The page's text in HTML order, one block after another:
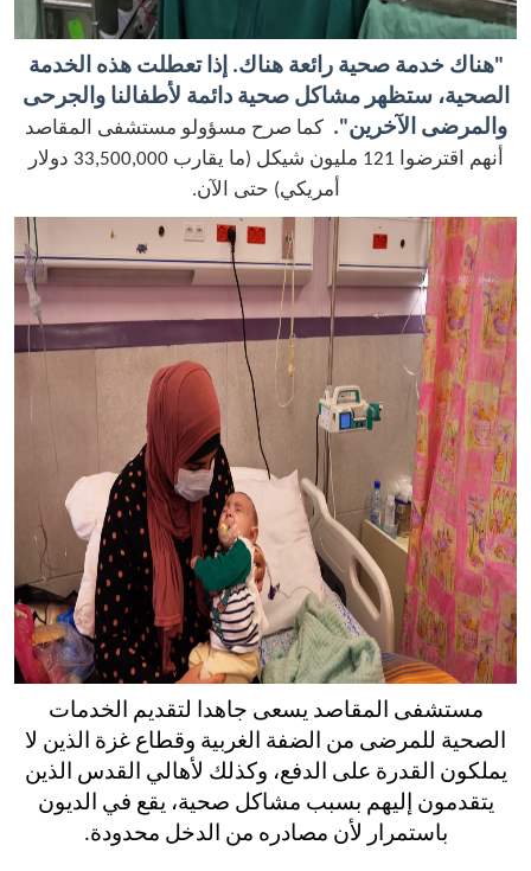
"هناك خدمة صحية رائعة هناك. إذا تعطلت هذه الخدمة
الصحية، ستظهر مشاكل صحية دائمة لأطفالنا والجرحى
والمرضى الآخرين". كما صرح مسؤولو مستشفى المقاصد
أنهم اقترضوا 121 مليون شيكل (ما يقارب 33,500,000 دولار
أمريكي) حتى الآن.
مستشفى المقاصد يسعى جاهدا لتقديم الخدمات
الصحية للمرضى من الضفة الغربية وقطاع غزة الذين لا
يملكون القدرة على الدفع، وكذلك لأهالي القدس الذين
يتقدمون إليهم بسبب مشاكل صحية، يقع في الديون
باستمرار لأن مصادره من الدخل محدودة.